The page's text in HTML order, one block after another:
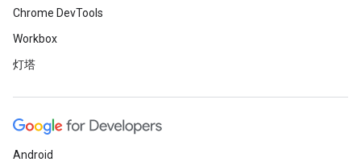
Chrome DevTools
Workbox
灯塔
Android